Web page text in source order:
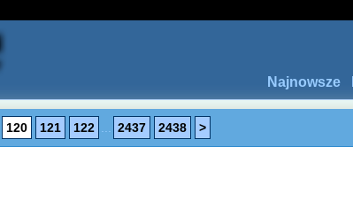
Najnowsze
120 121 122 2437 2438 >